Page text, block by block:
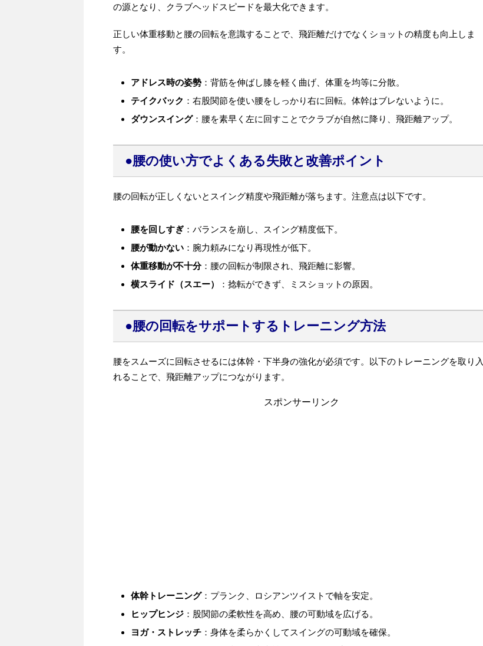
の源となり、クラブヘッドスピードを最大化できます。
正しい体重移動と腰の回転を意識することで、飛距離だけでなくショットの精度も向上しま
す。
アドレス時の姿勢 ：背筋を伸ばし膝を軽く曲げ、体重を均等に分散。
テイクバック ：右股関節を使い腰をしっかり右に回転。体幹はブレないように。
ダウンスイング：腰を素早く左に回すことでクラブが自然に降り、飛距離アップ。
●腰の使い方でよくある失敗と改善ポイント
腰の回転が正しくないとスイング精度や飛距離が落ちます。注意点は以下です。
腰を回しすぎ ：バランスを崩し、スイング精度低下。
腰が動かない ：腕力頼みになり再現性が低下。
体重移動が不十分：腰の回転が制限され、飛距離に影響。
横スライド（スエー）
：捻転ができず、ミスショットの原因。
●腰の回転をサポートするトレーニング方法
腰をスムーズに回転させるには体幹・下半身の強化が必須です。以下のトレーニングを取り入
れることで、飛距離アップにつながります。
スポンサーリンク
体幹トレーニング：プランク、ロシアンツイストで軸を安定。
ヒップヒンジ ：股関節の柔軟性を高め、腰の可動域を広げる。
ヨガ・ストレッチ ：身体を柔らかくしてスイングの可動域を確保。